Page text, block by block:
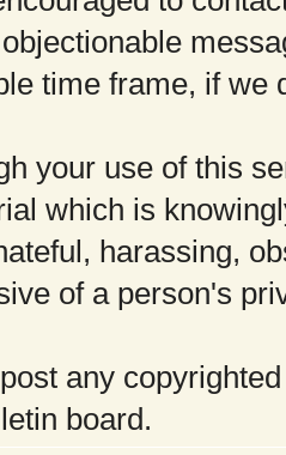
time frame, if we
your use of this
which is
harassing,
of a person's
any
board.